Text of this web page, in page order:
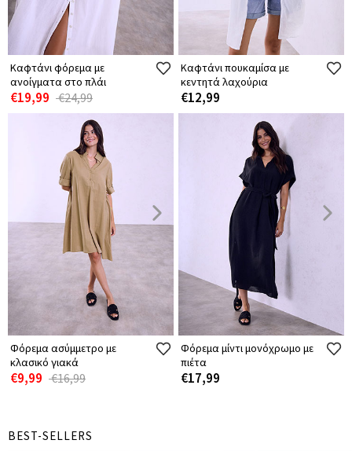
Καφτάνι φόρεμα με
ανοίγματα στο πλάι
€19,99 €24,99
Καφτάνι πουκαμίσα με
κεντητά λαχούρια
€12,99
Φόρεμα ασύμμετρο με
κλασικό γιακά
€9,99 €16,99
Φόρεμα μίντι μονόχρωμο με
πιέτα
€17,99
BEST-SELLERS